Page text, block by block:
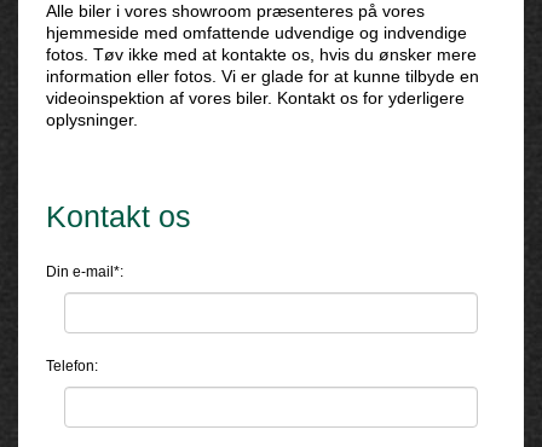
Alle biler i vores showroom præsenteres på vores
hjemmeside med omfattende udvendige og indvendige
fotos. Tøv ikke med at kontakte os, hvis du ønsker mere
information eller fotos. Vi er glade for at kunne tilbyde en
videoinspektion af vores biler. Kontakt os for yderligere
oplysninger.
Kontakt os
Din e-mail*:
Telefon: